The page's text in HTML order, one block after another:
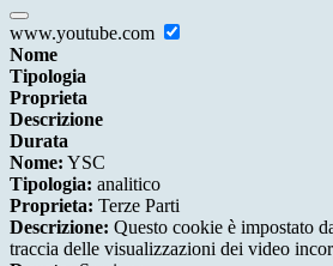
www.youtube.com
Nome
Tipologia
Proprieta
Descrizione
Durata
Nome: YSC
Tipologia: analitico
Proprieta: Terze Parti
Descrizione: Questo cookie è impostato
traccia delle visualizzazioni dei video